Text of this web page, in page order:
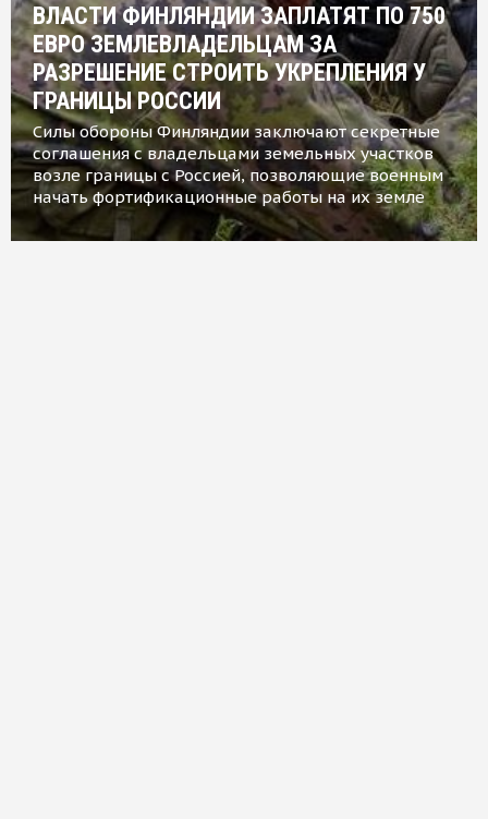
ВЛАСТИ ФИНЛЯНДИИ ЗАПЛАТЯТ ПО 750
ЕВРО ЗЕМЛЕВЛАДЕЛЬЦАМ ЗА
РАЗРЕШЕНИЕ СТРОИТЬ УКРЕПЛЕНИЯ У
ГРАНИЦЫ РОССИИ
Силы обороны Финляндии заключают секретные
соглашения с владельцами земельных участков
возле границы с Россией, позволяющие военным
начать фортификационные работы на их земле